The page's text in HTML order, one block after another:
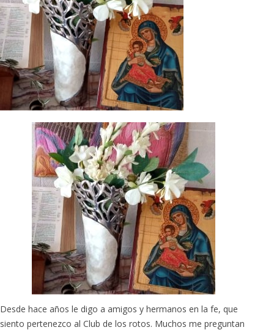
Desde hace años le digo a amigos y hermanos en la fe, que
siento pertenezco al Club de los rotos. Muchos me preguntan